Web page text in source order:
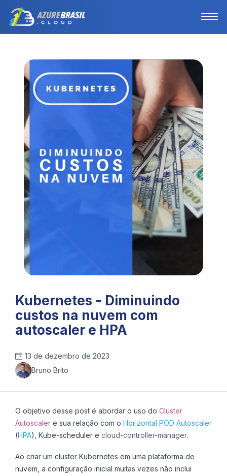
Kubernetes - Diminuindo
custos na nuvem com
autoscaler e HPA
13 de dezembro de 2023
Bruno Brito
O objetivo desse post é abordar o uso do Cluster
Autoscaler e sua relação com o Horizontal POD Autoscaler
(HPA), Kube-scheduler e cloud-controller-manager.
Ao criar um cluster Kubernetes em uma plataforma de
nuvem, a configuração inicial muitas vezes não inclui